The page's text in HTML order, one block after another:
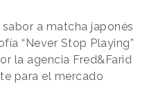
a matcha japonés
“Never Stop Playing”
la agencia Fred&Farid
para el mercado